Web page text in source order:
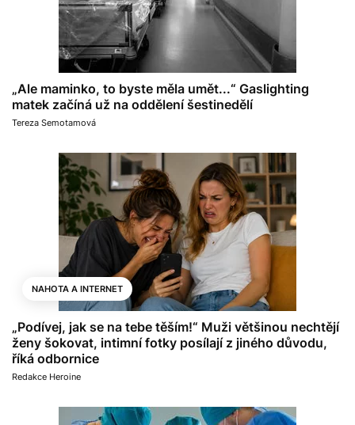
„Ale maminko, to byste měla umět...“ Gaslighting
matek začíná už na oddělení šestinedělí
Tereza Semotamová
NAHOTA A INTERNET
„Podívej, jak se na tebe těším!“ Muži většinou nechtějí
ženy šokovat, intimní fotky posílají z jiného důvodu,
říká odbornice
Redakce Heroine